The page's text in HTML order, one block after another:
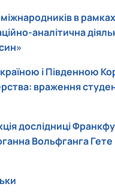
в рамках
аналітична
і Південною
враження
дослідниці Франкфу
Вольфганга Гете